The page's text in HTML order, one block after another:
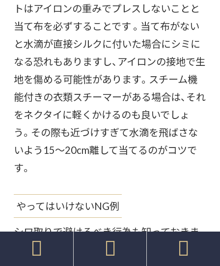
トはアイロンの重みでプレスしないことと
当て布を必ずすることです 。当て布がない
と水滴が直接シルクに付いた場合にシミに
なる恐れもありますし、アイロンの接地で生
地を傷める可能性があります。スチーム機
能付きの衣類スチーマーがある場合は、それ
をネクタイに軽くかけるのも良いでしょ
う。その際も近づけすぎて水滴を飛ばさな
いよう15～20cm離して当てるのがコツで
す。
やってはいけないNG例
シワ取りで避けるべき行為も知っておきま
  